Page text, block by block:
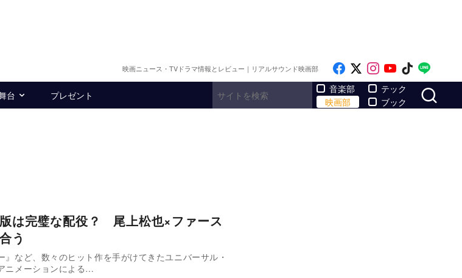
映画ニュース・TVドラマ情報とレビュー｜リアルサウンド映画部 Like on Facebook
Follow on x
Follow on
Follow on
Follow
台 プレゼント
音楽部
映画部
テック
ブック
版は完璧な配役？ 尾上松也×ファース
う
』など、数々のヒット作を手がけてきたユニバーサル・
ニメーションによる…